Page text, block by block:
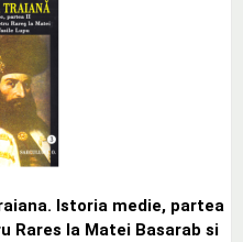
Istoria medie, partea
Rares la Matei Basarab si